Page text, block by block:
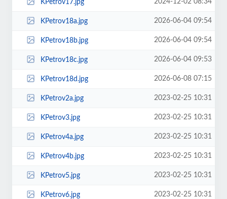
KPetrov17.jpg 2024-12-02 08:34
KPetrov18a.jpg 2026-06-04 09:54
KPetrov18b.jpg 2026-06-04 09:54
KPetrov18c.jpg 2026-06-04 09:53
KPetrov18d.jpg 2026-06-08 07:15
KPetrov2a.jpg 2023-02-25 10:31
KPetrov3.jpg 2023-02-25 10:31
KPetrov4a.jpg 2023-02-25 10:31
KPetrov4b.jpg 2023-02-25 10:31
KPetrov5.jpg 2023-02-25 10:31
KPetrov6.jpg 2023-02-25 10:31